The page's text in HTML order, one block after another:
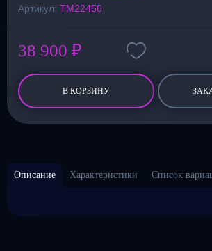
Артикул: TM22456
38 900 ₽
В КОРЗИНУ
Описание Характеристики Список